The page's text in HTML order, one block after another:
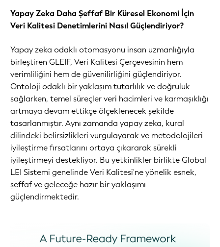
Yapay Zeka Daha Şeffaf Bir Küresel Ekonomi İçin
Veri Kalitesi Denetimlerini Nasıl Güçlendiriyor?
Yapay zeka odaklı otomasyonu insan uzmanlığıyla
birleştiren GLEIF, Veri Kalitesi Çerçevesinin hem
verimliliğini hem de güvenilirliğini güçlendiriyor.
Ontoloji odaklı bir yaklaşım tutarlılık ve doğruluk
sağlarken, temel süreçler veri hacimleri ve karmaşıklığı
artmaya devam ettikçe ölçeklenecek şekilde
tasarlanmıştır. Aynı zamanda yapay zeka, kural
dilindeki belirsizlikleri vurgulayarak ve metodolojileri
iyileştirme fırsatlarını ortaya çıkararak sürekli
iyileştirmeyi destekliyor. Bu yetkinlikler birlikte Global
LEI Sistemi genelinde Veri Kalitesi'ne yönelik esnek,
şeffaf ve geleceğe hazır bir yaklaşımı
güçlendirmektedir.